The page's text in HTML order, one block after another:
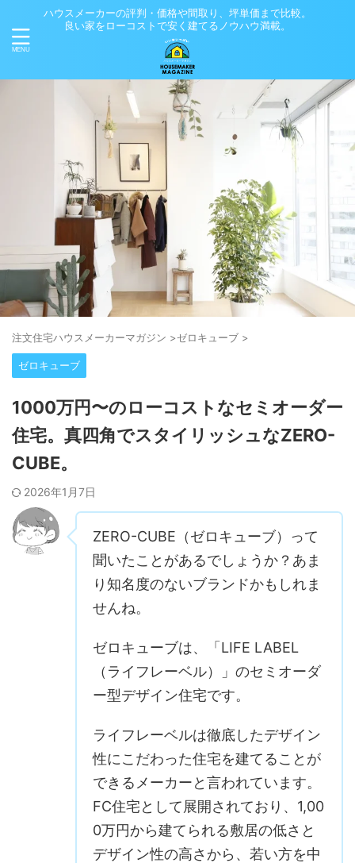
ハウスメーカーの評判・価格や間取り、坪単価まで比較。
良い家をローコストで安く建てるノウハウ満載。
注⽂住宅ハウスメーカーマガジン >ゼロキューブ >
ゼロキューブ
1000万円〜のローコストなセミオーダー
住宅。真四角でスタイリッシュなZERO-
CUBE。
2026年1月7日
ZERO-CUBE（ゼロキューブ）って
聞いたことがあるでしょうか？あま
り知名度のないブランドかもしれま
せんね。
ゼロキューブは、「LIFE LABEL
（ライフレーベル）」のセミオーダ
ー型デザイン住宅です。
ライフレーベルは徹底したデザイン
性にこだわった住宅を建てることが
できるメーカーと言われています。
FC住宅として展開されており、1,00
0万円から建てられる敷居の低さと
デザイン性の高さから、若い方を中